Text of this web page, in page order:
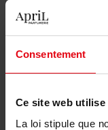
Consentement
Ce site web utilise
La loi stipule que
Livraison
Retour gratuit